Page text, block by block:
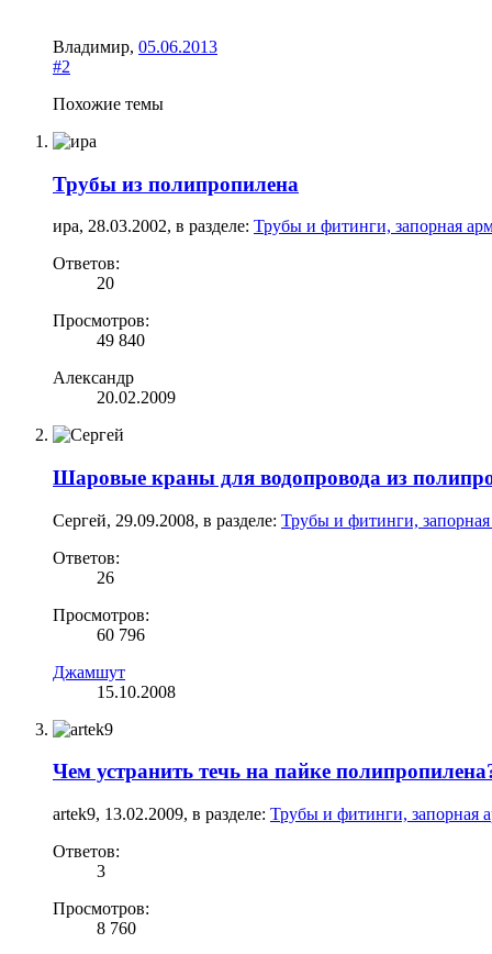
Владимир, 05.06.2013
#2
Похожие темы
Трубы из полипропилена
ира, 28.03.2002, в разделе: Трубы и фитинги, запорная
Ответов:
20
Просмотров:
49 840
Александр
20.02.2009
Шаровые краны для водопровода из
Сергей, 29.09.2008, в разделе: Трубы и фитинги, запорная
Ответов:
26
Просмотров:
60 796
Джамшут
15.10.2008
Чем устранить течь на пайке
artek9, 13.02.2009, в разделе: Трубы и фитинги, запорная
Ответов:
3
Просмотров:
8 760